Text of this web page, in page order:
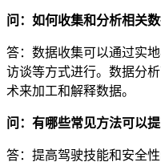
问：如何收集和分析相关数
答：数据收集可以通过实
访谈等方式进行。数据分
术来加工和解释数据。
问：有哪些常见方法可以
答：提高驾驶技能和安全